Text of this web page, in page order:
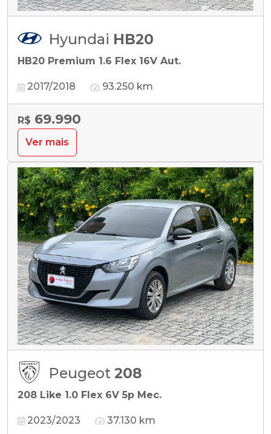
Hyundai HB20
HB20 Premium 1.6 Flex 16V Aut.
2017/2018 93.250 km
R$ 69.990
Ver mais
Peugeot 208
208 Like 1.0 Flex 6V 5p Mec.
2023/2023 37.130 km